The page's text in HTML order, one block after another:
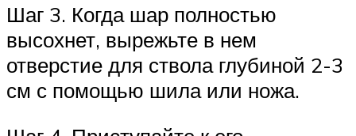
Шаг 3. Когда шар полностью
высохнет, вырежьте в нем
отверстие для ствола глубиной 2-3
см с помощью шила или ножа.